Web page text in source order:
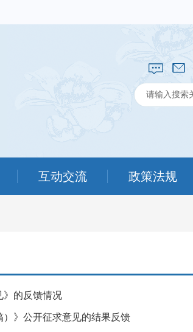
互动交流 政策法规
》的反馈情况
》公开征求意见的结果反馈